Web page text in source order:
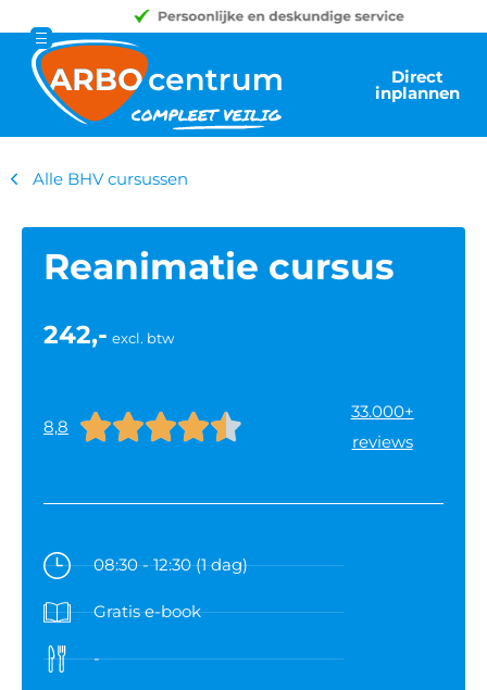
Direct
inplannen
Alle BHV cursussen
Reanimatie cursus
242,- excl. btw
8,8 
33.000+
reviews
08:30 - 12:30 (1 dag)
Gratis e-book
-